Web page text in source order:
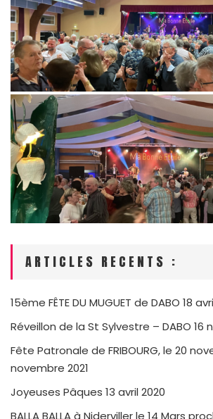
ARTICLES RECENTS :
15ème FÊTE DU MUGUET de DABO 18
Réveillon de la St Sylvestre – DABO 16
Fête Patronale de FRIBOURG, le 20
novembre 2021
Joyeuses Pâques 13 avril 2020
BALLA BALLA à Niderviller le 14 Mars